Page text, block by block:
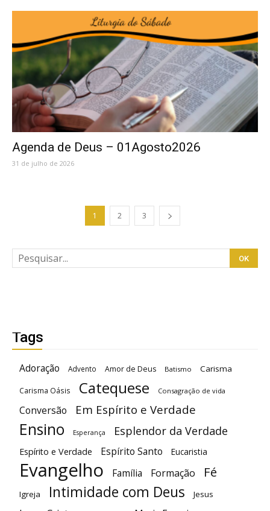
Agenda de Deus – 01Agosto2026
31 de julho de 2026
1 2 3
Tags
Adoração Advento Amor de Deus Batismo Carisma
Carisma Oásis Catequese Consagração de vida
Conversão Em Espírito e Verdade
Ensino Esperança Esplendor da Verdade
Espírito e Verdade Espírito Santo Eucaristia
Evangelho Família Formação Fé
Igreja Intimidade com Deus Jesus